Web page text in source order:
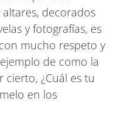
decorados
y fotografías, es
mucho respeto y
de como la
cierto, ¿Cuál es tu
en los